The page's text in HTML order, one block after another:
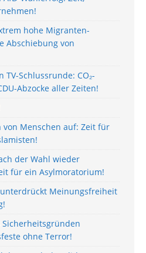
hohe Migranten-
Abschiebung von
Schlussrunde: CO₂-
Abzocke aller Zeiten!
Menschen auf: Zeit für
der Wahl wieder
für ein Asylmoratorium!
unterdrückt Meinungsfreiheit
Sicherheitsgründen
ohne Terror!